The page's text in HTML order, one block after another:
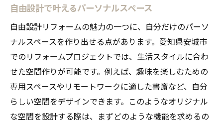
自由設計で叶えるパーソナルスペース
自由設計リフォームの魅力の一つに、自分だけのパーソ
ナルスペースを作り出せる点があります。愛知県安城市
でのリフォームプロジェクトでは、生活スタイルに合わ
せた空間作りが可能です。例えば、趣味を楽しむための
専用スペースやリモートワークに適した書斎など、自分
らしい空間をデザインできます。このようなオリジナル
な空間を設計する際は、まずどのような機能を求めるの